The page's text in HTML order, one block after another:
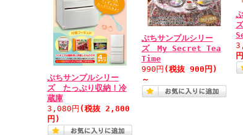
ぷちサンプルシリー
ズ たっぷり収納！冷
蔵庫
3,080円 (税抜 2,800
円)
ぷちサンプルシリー
ズ My Secret Tea
Time
990円 (税抜 900円)
～